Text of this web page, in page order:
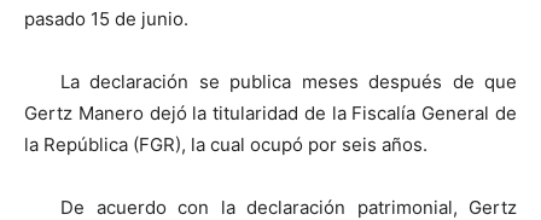
pasado 15 de junio.
La declaración se publica meses después de que
Gertz Manero dejó la titularidad de la Fiscalía General de
la República (FGR), la cual ocupó por seis años.
De acuerdo con la declaración patrimonial, Gertz